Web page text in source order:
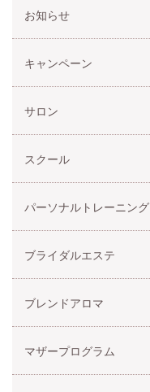
お知らせ
キャンペーン
サロン
スクール
パーソナルトレーニング
ブライダルエステ
ブレンドアロマ
マザープログラム